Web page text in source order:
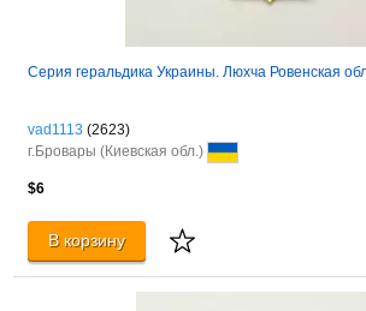
Серия геральдика Украины. Люхча Ровенская
vad1113 (2623)
г.Бровары (Киевская обл.)
$6
В корзину